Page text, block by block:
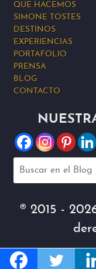
QUE HACEMOS
SIMONE TOSTES
DESTINOS
EXPERIENCIAS
PORTAFOLIO
PRENSA
BLOG
CONTACTO
® 2015 -